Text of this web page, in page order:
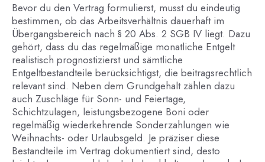
Bevor du den Vertrag formulierst, musst du eindeutig
bestimmen, ob das Arbeitsverhältnis dauerhaft im
Übergangsbereich nach § 20 Abs. 2 SGB IV liegt. Dazu
gehört, dass du das regelmäßige monatliche Entgelt
realistisch prognostizierst und sämtliche
Entgeltbestandteile berücksichtigst, die beitragsrechtlich
relevant sind. Neben dem Grundgehalt zählen dazu
auch Zuschläge für Sonn- und Feiertage,
Schichtzulagen, leistungsbezogene Boni oder
regelmäßig wiederkehrende Sonderzahlungen wie
Weihnachts- oder Urlaubsgeld. Je präziser diese
Bestandteile im Vertrag dokumentiert sind, desto